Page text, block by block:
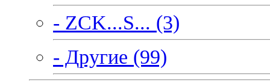
- ZCK...S... (3)
- Другие (99)